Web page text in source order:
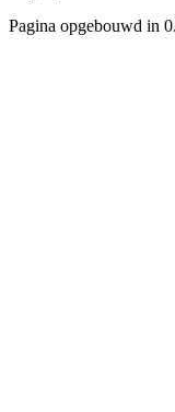
Pagina opgebouwd in